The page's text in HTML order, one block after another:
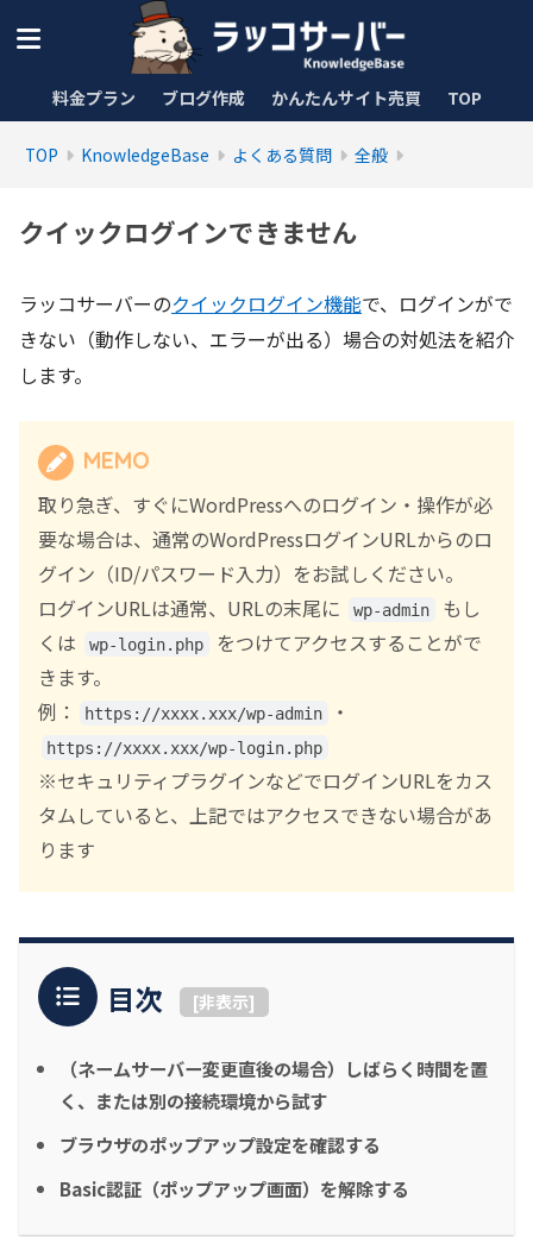
料金プラン ブログ作成 かんたんサイト売買 TOP
TOP KnowledgeBase よくある質問 全般
クイックログインできません
ラッコサーバーのクイックログイン機能で、ログインがで
きない（動作しない、エラーが出る）場合の対処法を紹介
します。
MEMO
取り急ぎ、すぐにWordPressへのログイン・操作が必
要な場合は、通常のWordPressログインURLからのロ
グイン（ID/パスワード入力）をお試しください。
ログインURLは通常、URLの末尾に
wp-admin
もし
くは
wp-login.php
をつけてアクセスすることがで
きます。
例：
https://xxxx.xxx/wp-admin ・
https://xxxx.xxx/wp-login.php
※セキュリティプラグインなどでログインURLをカス
タムしていると、上記ではアクセスできない場合があ
ります
目次 [非表示]
（ネームサーバー変更直後の場合）しばらく時間を置
く、または別の接続環境から試す
ブラウザのポップアップ設定を確認する
Basic認証（ポップアップ画面）を解除する